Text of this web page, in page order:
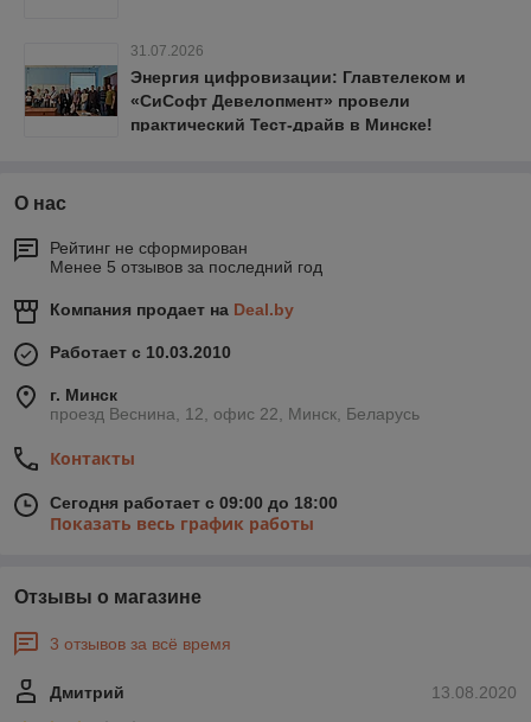
31.07.2026
Энергия цифровизации: Главтелеком и
«СиСофт Девелопмент» провели
практический Тест-драйв в Минске!
О нас
Рейтинг не сформирован
Менее 5 отзывов за последний год
Компания продает на Deal.by
Работает с 10.03.2010
г. Минск
проезд Веснина, 12, офис 22, Минск, Беларусь
Контакты
Сегодня работает с 09:00 до 18:00
Показать весь график работы
Отзывы о магазине
3 отзывов за всё время
13.08.2020
Дмитрий